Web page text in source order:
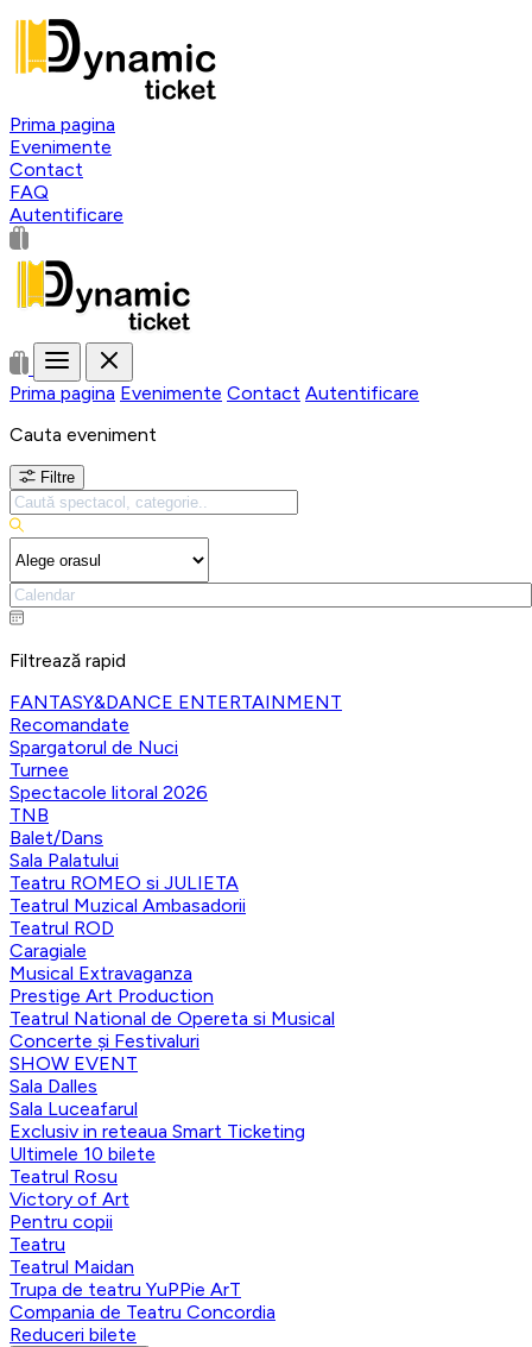
Prima pagina
Evenimente
Contact
FAQ
Autentificare
Prima pagina Evenimente Contact Autentificare
Cauta eveniment
Filtre
Filtrează rapid
FANTASY&DANCE ENTERTAINMENT
Recomandate
Spargatorul de Nuci
Turnee
Spectacole litoral 2026
TNB
Balet/Dans
Sala Palatului
Teatru ROMEO si JULIETA
Teatrul Muzical Ambasadorii
Teatrul ROD
Caragiale
Musical Extravaganza
Prestige Art Production
Teatrul National de Opereta si Musical
Concerte și Festivaluri
SHOW EVENT
Sala Dalles
Sala Luceafarul
Exclusiv in reteaua Smart Ticketing
Ultimele 10 bilete
Teatrul Rosu
Victory of Art
Pentru copii
Teatru
Teatrul Maidan
Trupa de teatru YuPPie ArT
Compania de Teatru Concordia
Reduceri bilete